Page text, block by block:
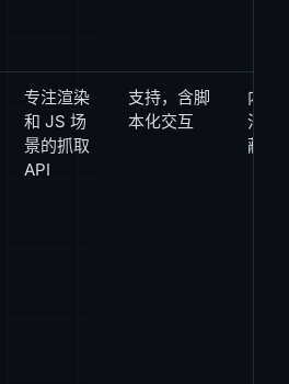
专注渲染
和 JS 场
景的抓取
API
支持，含脚
本化交互
内置
池和
蔽机